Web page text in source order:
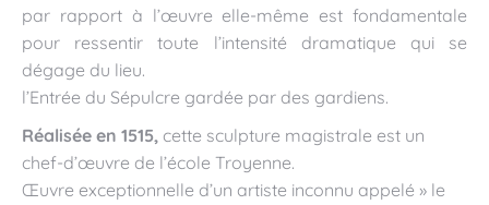
par rapport à l’œuvre elle-même est fondamentale
pour ressentir toute l’intensité dramatique qui se
dégage du lieu.
l’Entrée du Sépulcre gardée par des gardiens.
Réalisée en 1515, cette sculpture magistrale est un
chef-d’œuvre de l’école Troyenne.
Œuvre exceptionnelle d’un artiste inconnu appelé » le